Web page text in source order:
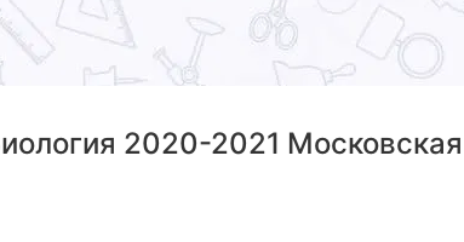
2020-2021 Московская